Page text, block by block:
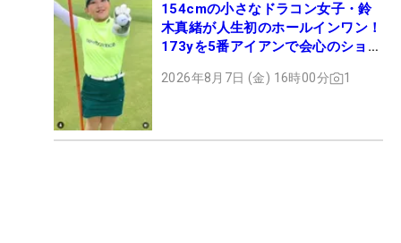
154cmの小さなドラコン女子・鈴
木真緒が人生初のホールインワン！
173yを5番アイアンで会心のショッ
2026年8月7日 (金) 16時00分 1